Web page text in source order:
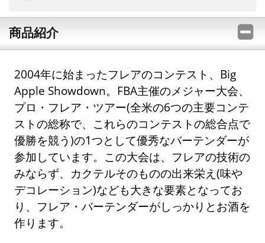
商品紹介
2004年に始まったフレアのコンテスト、Big
Apple Showdown。FBA主催のメジャー大会、
プロ・フレア・ツアー(全米の6つの主要コンテ
ストの総称で、これらのコンテストの総合点で
優勝を競う)の1つとして優秀なバーテンダーが
参加しています。この大会は、フレアの技術の
みならず、カクテルそのものの出来栄え(味や
デコレーション)なども大きな要素となってお
り、フレア・バーテンダーがしっかりとお酒を
作ります。